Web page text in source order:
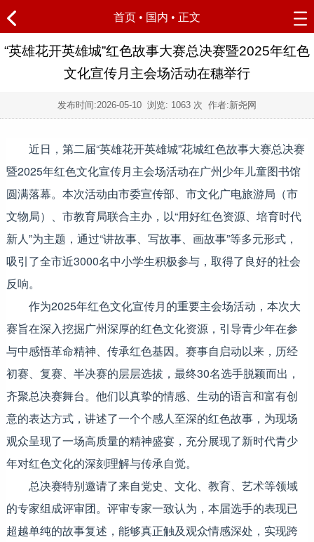
首页 • 国内 • 正文
“英雄花开英雄城”红色故事大赛总决赛暨2025年红色
文化宣传月主会场活动在穗举行
发布时间:2026-05-10 浏览: 1063 次 作者:新尧网
近日，第二届“英雄花开英雄城”花城红色故事大赛总决赛
暨2025年红色文化宣传月主会场活动在广州少年儿童图书馆
圆满落幕。本次活动由市委宣传部、市文化广电旅游局（市
文物局）、市教育局联合主办，以“用好红色资源、培育时代
新人”为主题，通过“讲故事、写故事、画故事”等多元形式，
吸引了全市近3000名中小学生积极参与，取得了良好的社会
反响。
作为2025年红色文化宣传月的重要主会场活动，本次大
赛旨在深入挖掘广州深厚的红色文化资源，引导青少年在参
与中感悟革命精神、传承红色基因。赛事自启动以来，历经
初赛、复赛、半决赛的层层选拔，最终30名选手脱颖而出，
齐聚总决赛舞台。他们以真挚的情感、生动的语言和富有创
意的表达方式，讲述了一个个感人至深的红色故事，为现场
观众呈现了一场高质量的精神盛宴，充分展现了新时代青少
年对红色文化的深刻理解与传承自觉。
总决赛特别邀请了来自党史、文化、教育、艺术等领域
的专家组成评审团。评审专家一致认为，本届选手的表现已
超越单纯的故事复述，能够真正触及观众情感深处，实现跨